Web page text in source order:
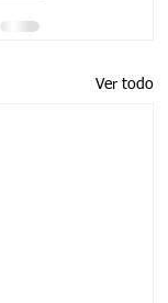
Ver todo